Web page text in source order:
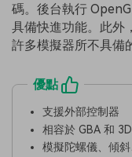
碼。後台執行
具備快進功能。此外
許多模擬器所不具備
優點
支援外部控制器
相容於 GBA 和
模擬陀螺儀、傾